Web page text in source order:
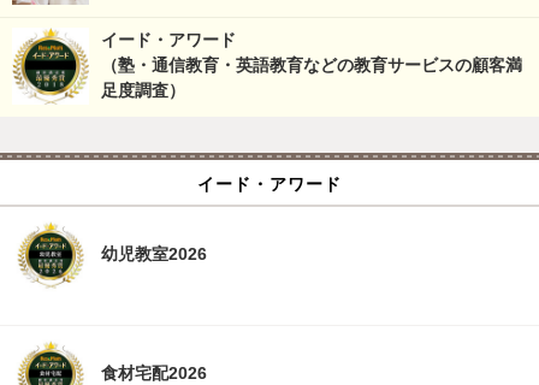
イード・アワード
（塾・通信教育・英語教育などの教育サービスの顧客満
足度調査）
イード・アワード
幼児教室2026
食材宅配2026